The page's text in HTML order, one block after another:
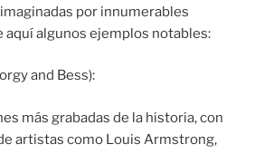
por innumerables
aquí algunos ejemplos notables:
and Bess):
más grabadas de la historia, con
artistas como Louis Armstrong,